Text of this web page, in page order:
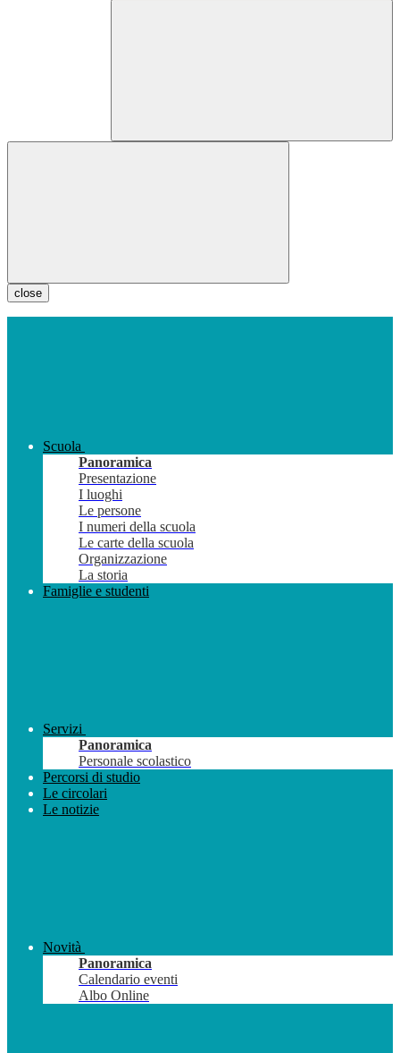
close
Scuola
Panoramica
Presentazione
I luoghi
Le persone
I numeri della scuola
Le carte della scuola
Organizzazione
La storia
Famiglie e studenti
Servizi
Panoramica
Personale scolastico
Percorsi di studio
Le circolari
Le notizie
Novità
Panoramica
Calendario eventi
Albo Online